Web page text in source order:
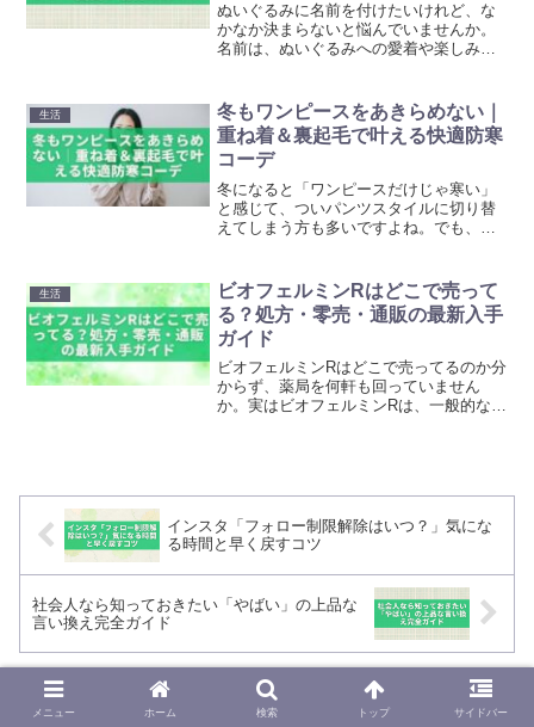
ぬいぐるみに名前を付けたいけれど、な
かなか決まらないと悩んでいませんか。
名前は、ぬいぐるみへの愛着や楽しみ方
番から、可愛い・かっこいい・面白いア
イデアまでを目的別に分か...
生活
冬もワンピースをあきらめない｜
重ね着＆裏起毛で叶える快適防寒
コーデ
冬になると「ワンピースだけじゃ寒い」
と感じて、ついパンツスタイルに切り替
えてしまう方も多いですよね。でも、実
は、寒冷地でも快適に過ごせる「ワンピ
ース冬の防寒テクニック」を...
生活
ビオフェルミンRはどこで売って
る？処方・零売・通販の最新入手
ガイド
ビオフェルミンRはどこで売ってるのか分
からず、薬局を何軒も回っていません
か。実はビオフェルミンRは、一般的なド
インスタ「フォロー制限解除はいつ？」気にな
る時間と早く戻すコツ
社会人なら知っておきたい「やばい」の上品な
言い換え完全ガイド
ホーム 生活
メニュー ホーム 検索 トップ サイドバー